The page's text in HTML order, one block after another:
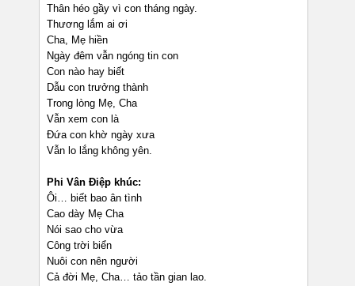
Thân héo gầy vì con tháng ngày.
Thương lắm ai ơi
Cha, Mẹ hiền
Ngày đêm vẫn ngóng tin con
Con nào hay biết
Dẫu con trưởng thành
Trong lòng Mẹ, Cha
Vẫn xem con là
Đứa con khờ ngày xưa
Vẫn lo lắng không yên.
Phi Vân Điệp khúc:
Ôi… biết bao ân tình
Cao dày Mẹ Cha
Nói sao cho vừa
Công trời biển
Nuôi con nên người
Cả đời Mẹ, Cha… tảo tần gian lao.